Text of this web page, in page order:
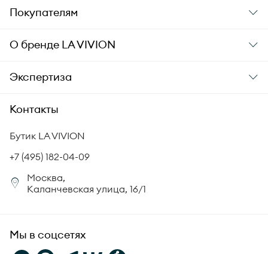
Подарки
Уход за украшениями
Аксессуары
Покупателям
Заказ и оплата
Гарантия подлинности
Комплект документов
Политика возврата
Сертификация бриллиантов
Юридическая информация
О бренде LA VIVION
О компании
СМИ о нас
Корпоративный портал
Экспертиза
Академия LA VIVION
Статьи
Контакты
Бутик LA VIVION
+7 (495) 182-04-09
Москва,
Каланчевская улица, 16/1
Мы в соцсетях